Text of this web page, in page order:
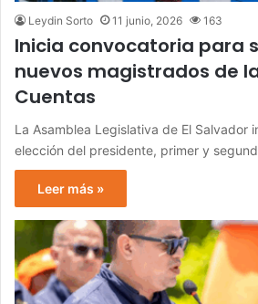
Leydin Sorto 11 junio, 2026 163
Inicia convocatoria para
nuevos magistrados de
Cuentas
La Asamblea Legislativa de El Salvador
elección del presidente, primer y
Leer más »